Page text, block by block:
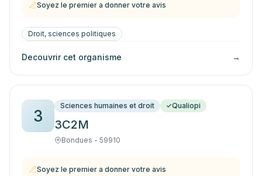
Soyez le premier a donner votre avis
Droit, sciences politiques
Decouvrir cet organisme →
3
Sciences humaines et droit Qualiopi
3C2M
Bondues - 59910
Soyez le premier a donner votre avis